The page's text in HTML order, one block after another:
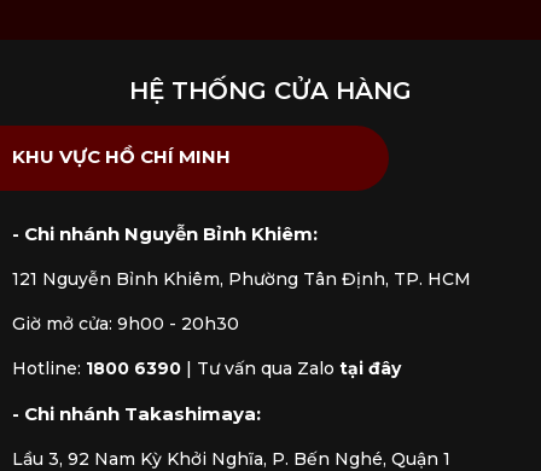
HỆ THỐNG CỬA HÀNG
KHU VỰC HỒ CHÍ MINH
- Chi nhánh Nguyễn Bỉnh Khiêm:
121 Nguyễn Bỉnh Khiêm, Phường Tân Định, TP. HCM
Giờ mở cửa: 9h00 - 20h30
Hotline: 1800 6390 | Tư vấn qua Zalo tại đây
- Chi nhánh Takashimaya:
Lầu 3, 92 Nam Kỳ Khởi Nghĩa, P. Bến Nghé, Quận 1